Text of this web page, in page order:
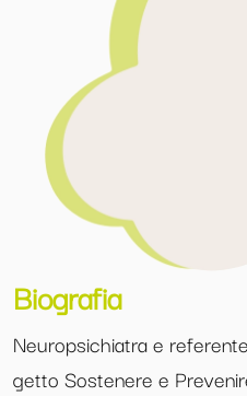
Biografia
Neuropsichiatra e
getto Sostenere e